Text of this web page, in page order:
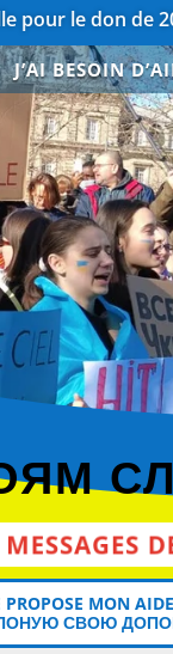
200€
J’AI BESOIN
DE SOUTIEN!
PROPOSE MON
СВОЮ